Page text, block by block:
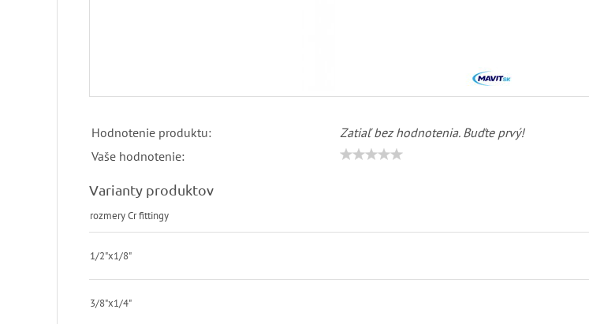
Hodnotenie produktu:
Zatiaľ bez hodnotenia. Buďte prvý!
Vaše hodnotenie:
Varianty produktov
rozmery Cr fittingy
1/2"x1/8"
3/8"x1/4"